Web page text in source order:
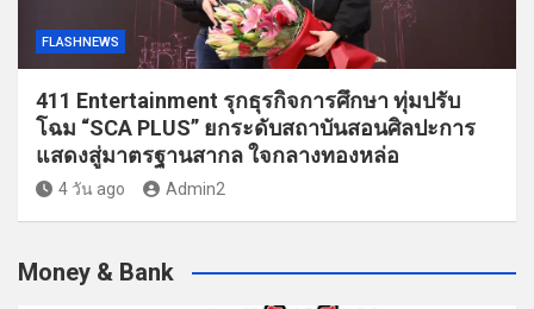
FLASHNEWS
411 Entertainment รุกธุรกิจการศึกษา ทุ่มปรับ
โฉม “SCA PLUS” ยกระดับสถาบันสอนศิลปะการ
แสดงสู่มาตรฐานสากล ใจกลางทองหล่อ
4 วัน ago Admin2
Money & Bank